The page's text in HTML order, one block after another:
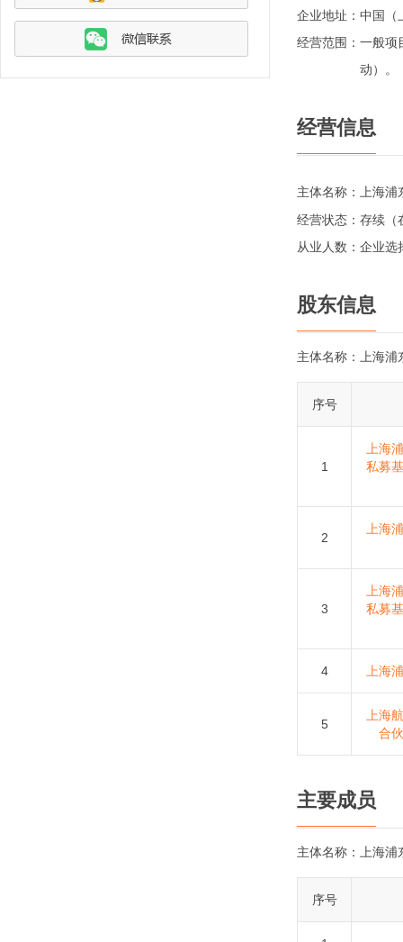
企业地址： 中国（
经营范围： 一般项
动）。
经营信息
主体名称：
上海
经营状态： 存续（
从业人数： 企业选
股东信息
主体名称： 上海浦
序号
1
上海
私募
2
上海
3
上海
私募
4 上海
5
上海
合
主要成员
主体名称： 上海浦
序号